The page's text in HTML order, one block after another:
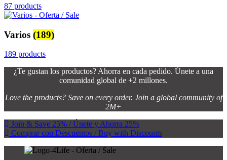
87 products
Varios (189)
189 products
¿Te gustan los productos? Ahorra en cada pedido. Únete a una
comunidad global de +2 millones.
Love the products? Save on every order. Join a global community of
2M+
Join & Save 25% / Únete y Ahorra 25%
Comprar con Descuentos / Buy with Discounts